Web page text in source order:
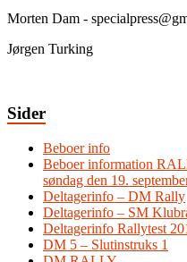
Morten Dam -
Jørgen Turking
Sider
Beboer info
Beboer information
søndag den 19.
Deltagerinfo – DM Rally
Deltagerinfo – SM
Deltagerinfo Rallytest
DM 5 – Slutinstruks 1